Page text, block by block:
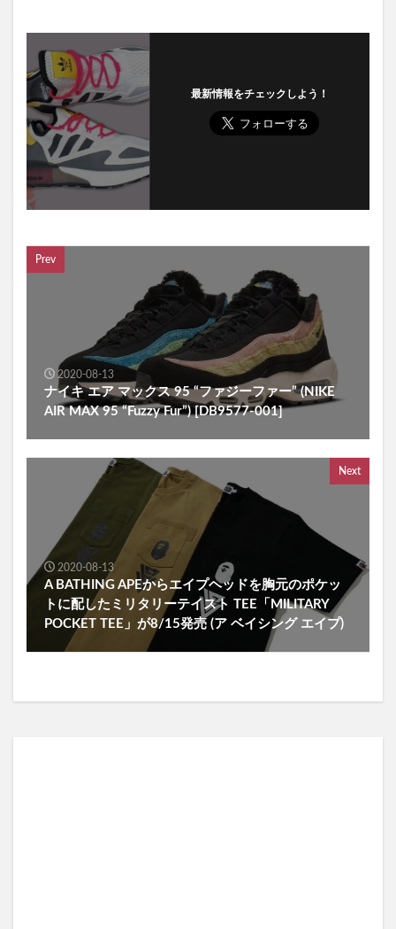
最新情報をチェックしよう！
Prev
2020-08-13
ナイキ エア マックス 95 “ファジーファー” (NIKE
AIR MAX 95 “Fuzzy Fur”) [DB9577-001]
Next
2020-08-13
A BATHING APEからエイプヘッドを胸元のポケッ
トに配したミリタリーテイスト TEE「MILITARY
POCKET TEE」が8/15発売 (ア ベイシング エイプ)